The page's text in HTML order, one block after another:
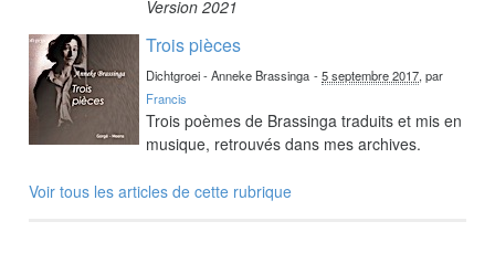
Version 2021
Trois pièces
Dichtgroei - Anneke Brassinga -5 septembre 2017, par
Francis
Trois poèmes de Brassinga traduits et mis en
musique, retrouvés dans mes archives.
Voir tous les articles de cette rubrique